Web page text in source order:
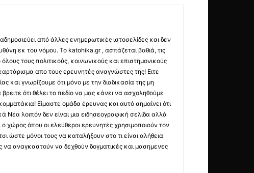
από άλλες ενημερωτικές ιστοσελίδες και δεν
εκ του νόμου. Το katohika.gr , ασπάζεται βαθιά, τις
τους πολιτικούς, κοινωνικούς και επιστημονικούς
απο τους ερευνητές αναγνώστες της! Ειτε
και γνωρίζουμε ότι μόνο με την διαδικασία της μη
ότι θέλει το πεδίο να μας κάνει να ασχοληθούμε
Είμαστε ομάδα έρευνας και αυτό σημαίνει ότι
λοιπόν δεν είναι μια ειδησεογραφική σελίδα αλλά
χώρος όπου οι ελεύθεροι ερευνητές χρησιμοποιούν τον
μόνοι τους να καταλήξουν στο τι είναι αλήθεια
να αναγκαστούν να δεχθούν δογματικές και μασημενες